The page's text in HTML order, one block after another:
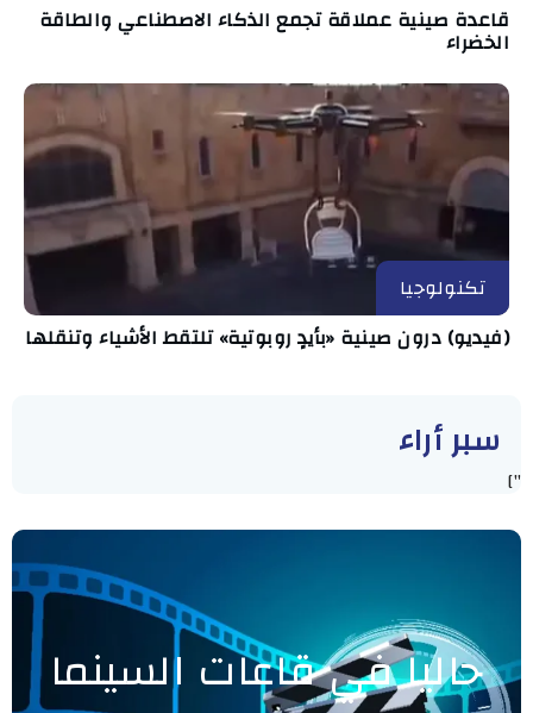
قاعدة صينية عملاقة تجمع الذكاء الاصطناعي والطاقة
الخضراء
تكنولوجيا
(فيديو) درون صينية «بأيدٍ روبوتية» تلتقط الأشياء وتنقلها
سبر أراء
"]
حاليا في قاعات السينما